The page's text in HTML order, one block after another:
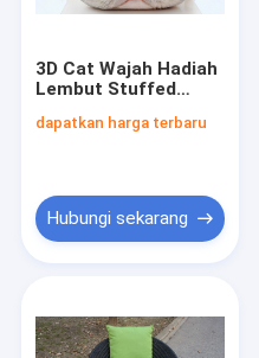
Produk
3D Cat Wajah Hadiah
Lembut Stuffed
dekoratif untuk sofa
dapatkan harga terbaru
Hubungi sekarang